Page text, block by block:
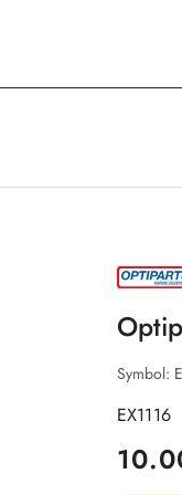
NAZWA
Symbol:
EX1116
cena: